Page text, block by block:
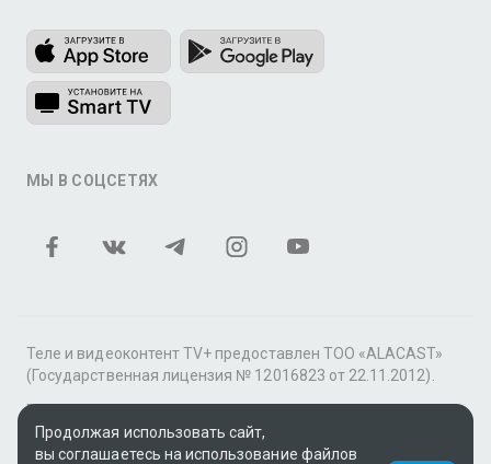
МЫ В СОЦСЕТЯХ
Теле и видеоконтент TV+ предоставлен ТОО «ALACAST»
(Государственная лицензия № 12016823 от 22.11.2012).
В рамках услуги «Видео по подписке» для «Пакета
фильмов и сериалов tv+» контент предоставляется
онлайн-кинотеатром MEGOGO.
Продолжая использовать сайт,
вы соглашаетесь на использование файлов